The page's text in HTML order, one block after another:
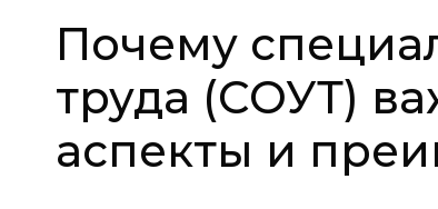
Почему
труда (СОУТ)
аспекты и